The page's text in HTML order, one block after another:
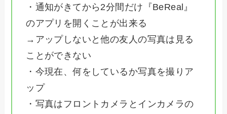
・通知がきてから2分間だけ『BeReal』
のアプリを開くことが出来る
→アップしないと他の友人の写真は見る
ことができない
・今現在、何をしているか写真を撮りア
ップ
・写真はフロントカメラとインカメラの